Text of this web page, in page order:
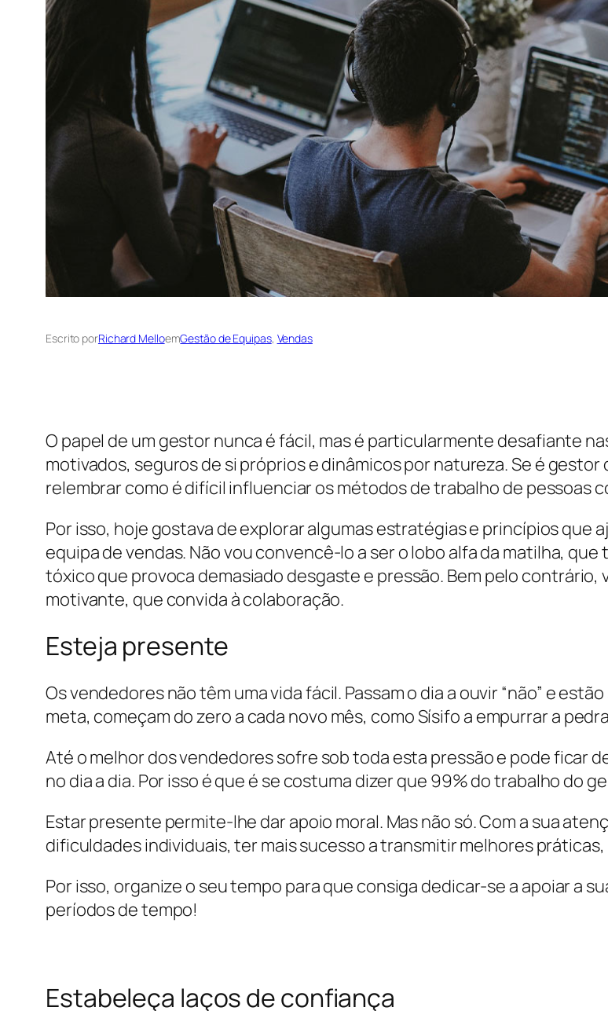
Escrito porRichard MelloemGestão de Equipas, Vendas
O papel de um gestor nunca é fácil, mas é particularmente desafiante
motivados, seguros de si próprios e dinâmicos por natureza. Se é
relembrar como é difícil influenciar os métodos de trabalho de pessoas
Por isso, hoje gostava de explorar algumas estratégias e princípios que
equipa de vendas. Não vou convencê-lo a ser o lobo alfa da matilha,
tóxico que provoca demasiado desgaste e pressão. Bem pelo
motivante, que convida à colaboração.
Esteja presente
Os vendedores não têm uma vida fácil. Passam o dia a ouvir “não” e
meta, começam do zero a cada novo mês, como Sísifo a empurrar a
Até o melhor dos vendedores sofre sob toda esta pressão e pode ficar
no dia a dia. Por isso é que é se costuma dizer que 99% do trabalho do
Estar presente permite-lhe dar apoio moral. Mas não só. Com a sua
dificuldades individuais, ter mais sucesso a transmitir melhores
Por isso, organize o seu tempo para que consiga dedicar-se a apoiar a
períodos de tempo!
Estabeleça laços de confiança